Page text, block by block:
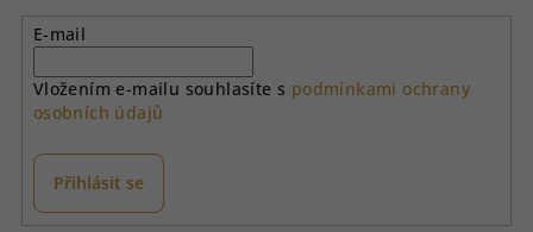
E-mail
Vložením e-mailu souhlasíte s podmínkami ochrany
osobních údajů
Přihlásit se